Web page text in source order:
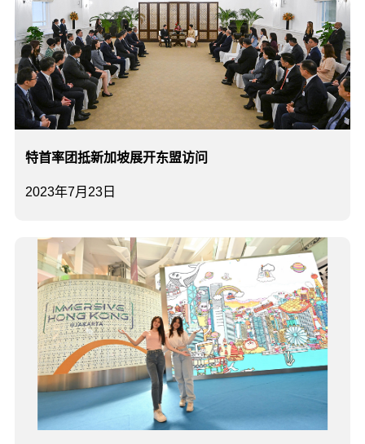
2023年7月23日
特首率团抵新加坡展开东盟访问